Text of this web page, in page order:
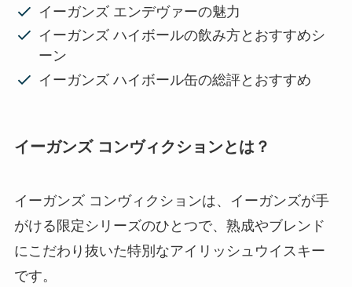
イーガンズ エンデヴァーの魅力
イーガンズ ハイボールの飲み方とおすすめシ
ーン
イーガンズ ハイボール缶の総評とおすすめ
イーガンズ コンヴィクションとは？
イーガンズ コンヴィクションは、イーガンズが手
がける限定シリーズのひとつで、熟成やブレンド
にこだわり抜いた特別なアイリッシュウイスキー
です。